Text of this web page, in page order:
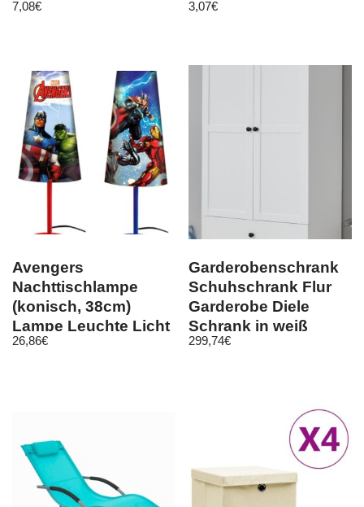
7,08€ Figuren Süß!
3,07€
Avengers
Nachttischlampe
(konisch, 38cm)
Lampe Leuchte Licht
Kinder Superhelden
26,86€
Garderobenschrank
Schuhschrank Flur
Garderobe Diele
Schrank in weiß
Landhaus Baxter
299,74€